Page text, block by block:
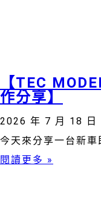
【TEC
作分享】
2026 年 7 月 18 日
今天來分享一台新
閱讀更多 »